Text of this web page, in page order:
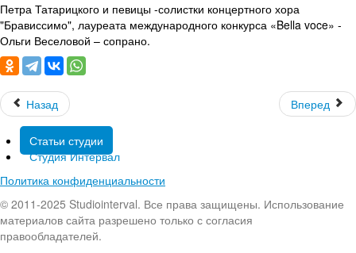
Петра Татарицкого и певицы -солистки концертного хора
"Брависсимо", лауреата международного конкурса «Bella voce» -
Ольги Веселовой – сопрано.
Назад Вперед
Статьи студии
Студия Интервал
Политика конфиденциальности
© 2011-2025 Studiointerval. Все права защищены. Использование
материалов сайта разрешено только с согласия
правообладателей.